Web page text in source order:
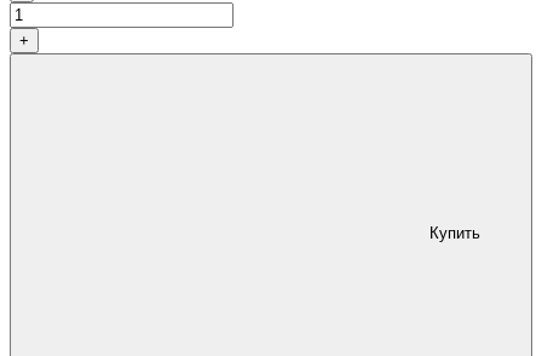
+
Купить